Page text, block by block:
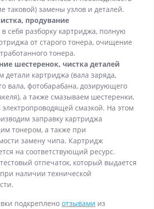
таковой) замены узлов и деталей.
продувание
себя разборку картриджа, полную
от старого тонера, очищение
тонера.
шестеренок, чистка деталей
картриджа (вала заряда,
вала, фотобарабана, дозирующего
а также смазываем шестеренки,
электропроводящей смазкой. На этом
заправку картриджа
тонером, а также при
замену чипа. Картридж
на соответствующий ресурс.
отпечаток, который выдается
наличии технической
подкреплено отзывами из